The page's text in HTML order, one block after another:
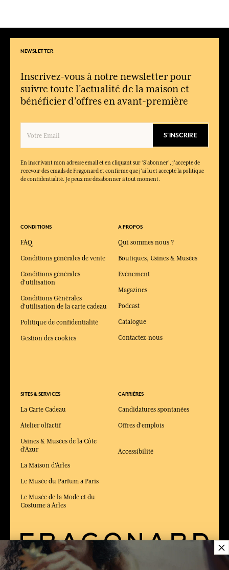
NEWSLETTER
Inscrivez-vous à notre newsletter pour
suivre toute l'actualité de la maison et
bénéficier d’offres en avant-première
S'INSCRIRE
En inscrivant mon adresse email et en cliquant sur ‘S’abonner’, j'accepte de
recevoir des emails de Fragonard et confirme que j'ai lu et accepté la politique
de confidentialité. Je peux me désabonner à tout moment.
CONDITIONS
FAQ
Conditions générales de vente
Conditions générales
d'utilisation
Conditions Générales
d'utilisation de la carte cadeau
Politique de confidentialité
Gestion des cookies
SITES & SERVICES
La Carte Cadeau
Atelier olfactif
Usines & Musées de la Côte
d'Azur
La Maison d'Arles
Le Musée du Parfum à Paris
Le Musée de la Mode et du
Costume à Arles
A PROPOS
Qui sommes nous ?
Boutiques, Usines & Musées
Evénement
Magazines
Podcast
Catalogue
Contactez-nous
CARRIÈRES
Candidatures spontanées
Offres d'emplois
Accessibilité
×